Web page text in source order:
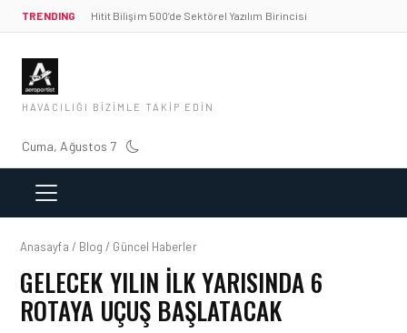
TRENDING Hitit Bilişim 500’de Sektörel Yazılım Birincisi
HAVACILIĞI BIZIMLE TAKIP EDIN
Cuma, Ağustos 7
Anasayfa / Blog / Güncel Haberler
GELECEK YILIN ILK YARISINDA 6
ROTAYA UÇUŞ BAŞLATACAK